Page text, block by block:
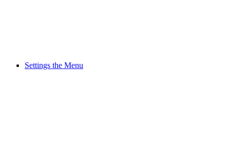
Settings the Menu